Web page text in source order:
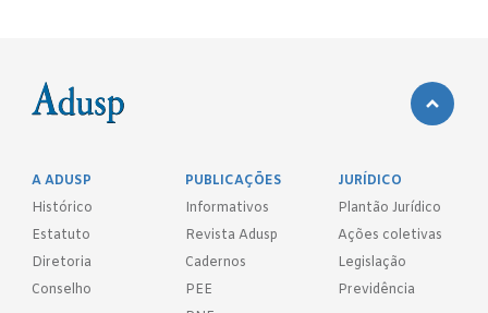
A ADUSP
Histórico
Estatuto
Diretoria
Conselho
PUBLICAÇÕES
Informativos
Revista Adusp
Cadernos
PEE
JURÍDICO
Plantão Jurídico
Ações coletivas
Legislação
Previdência